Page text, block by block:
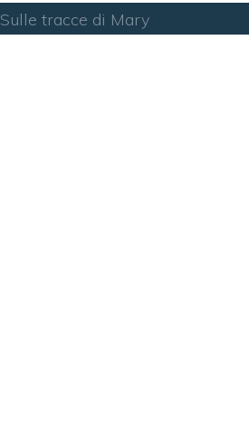
Sulle tracce di Mary